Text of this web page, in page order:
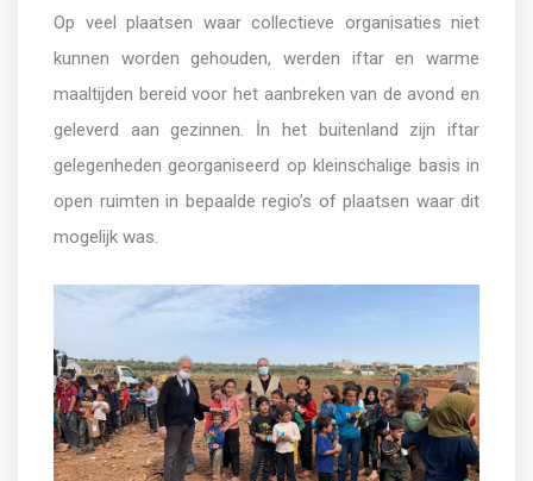
Op veel plaatsen waar collectieve organisaties niet
kunnen worden gehouden, werden iftar en warme
maaltijden bereid voor het aanbreken van de avond en
geleverd aan gezinnen. İn het buitenland zijn iftar
gelegenheden georganiseerd op kleinschalige basis in
open ruimten in bepaalde regio’s of plaatsen waar dit
mogelijk was.